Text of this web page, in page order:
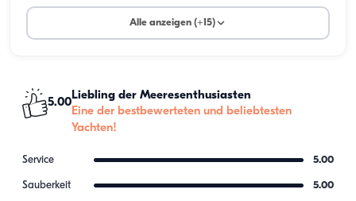
Alle anzeigen (+15)
5.00
Liebling der Meeresenthusiasten
Eine der bestbewerteten und beliebtesten
Yachten!
Service 5.00
Sauberkeit 5.00